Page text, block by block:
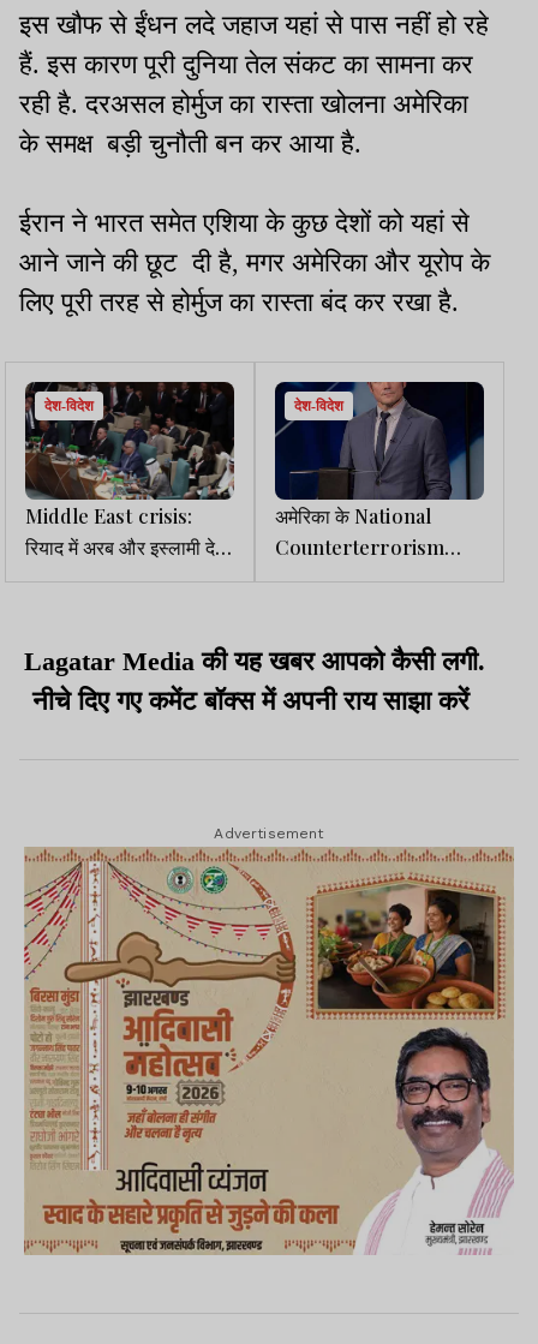
इस खौफ से ईंधन लदे जहाज यहां से पास नहीं हो रहे
हैं. इस कारण पूरी दुनिया तेल संकट का सामना कर
रही है. दरअसल होर्मुज का रास्ता खोलना अमेरिका
के समक्ष बड़ी चुनौती बन कर आया है.
ईरान ने भारत समेत एशिया के कुछ देशों को यहां से
आने जाने की छूट दी है, मगर अमेरिका और यूरोप के
लिए पूरी तरह से होर्मुज का रास्ता बंद कर रखा है.
देश-विदेश
Middle East crisis:
रियाद में अरब और इस्लामी देशों
के विदेश मंत्रियों की उच्च
देश-विदेश
अमेरिका के National
Counterterrorism
Center के डायरेक्टर Joe
असहमत, इस्तीफा दिया
Lagatar Media की यह खबर आपको कैसी लगी.
नीचे दिए गए कमेंट बॉक्स में अपनी राय साझा करें
Advertisement